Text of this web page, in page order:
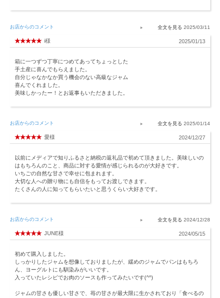
お店からのコメント 2025/03/11
i様 2025/01/13
箱に一つずつ丁寧につめてあってちょっとした
手土産に喜んでもらえました。
自分じゃなかなか買う機会のない高級なジャム
喜んでくれました。
美味しかったー！とお返事もいただきました。
お店からのコメント 2025/01/14
愛様 2024/12/27
以前にメディアで知りふるさと納税の返礼品で初めて頂きました。美味しいの
はもちろんのこと、商品に対する愛情が感じられるのが大好きです。
いちごの自然な甘さで幸せに包まれます。
大切な人への贈り物にも自信をもってお渡しできます。
たくさんの人に知ってもらいたいと思うくらい大好きです。
お店からのコメント 2024/12/28
JUNE様 2024/05/15
初めて購入しました。
しっかりしたジャムを想像しておりましたが、緩めのジャムでパンはもちろ
ん、ヨーグルトにも馴染みがいいです。
入っていたレシピでお肉のソースも作ってみたいです(^^)
ジャムの甘さも優しい甘さで、苺の甘さが最大限に生かされており「食べるの